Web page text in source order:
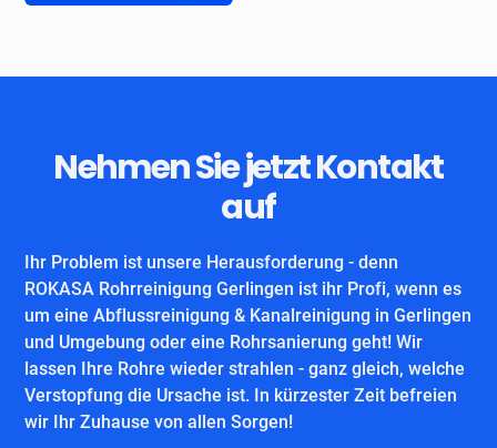
Nehmen Sie jetzt Kontakt
auf
Ihr Problem ist unsere Herausforderung - denn
ROKASA Rohrreinigung Gerlingen ist ihr Profi, wenn es
um eine Abflussreinigung & Kanalreinigung in Gerlingen
und Umgebung oder eine Rohrsanierung geht! Wir
lassen Ihre Rohre wieder strahlen - ganz gleich, welche
Verstopfung die Ursache ist. In kürzester Zeit befreien
wir Ihr Zuhause von allen Sorgen!